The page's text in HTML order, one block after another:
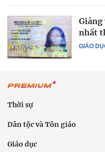
GIÁO
Giảng
nhất
Thời sự
Dân tộc và Tôn giáo
Giáo dục